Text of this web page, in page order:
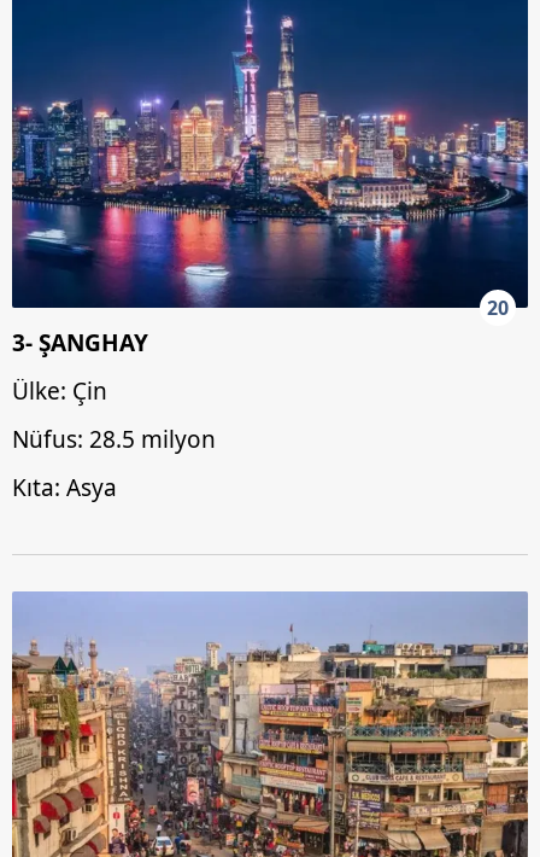
20
3- ŞANGHAY
Ülke: Çin
Nüfus: 28.5 milyon
Kıta: Asya